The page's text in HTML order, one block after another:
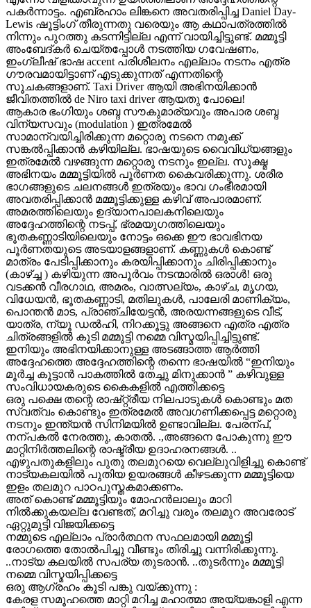
പകർന്നാട്ടം. എബ്രഹാം ലിങ്കനെ അവതരിപ്പിച്ച Daniel Day-
Lewis ഷൂട്ടിംഗ് തീരുന്നതു വരെയും ആ കഥാപത്രത്തിൽ
നിന്നും പുറത്തു കടന്നിട്ടില്ല എന്ന് വായിച്ചിട്ടുണ്ട്. മമ്മൂട്ടി
അംബേദ്കർ ചെയ്തപ്പോൾ നടത്തിയ ഗവേഷണം,
ഇംഗ്ലീഷ് ഭാഷ accent പരിശീലനം എല്ലാം നടനം എത്ര
ഗൗരവമായിട്ടാണ് എടുക്കുന്നത് എന്നതിന്റെ
സൂചകങ്ങളാണ്. Taxi Driver ആയി അഭിനയിക്കാൻ
ജീവിതത്തിൽ de Niro taxi driver ആയതു പോലെ!
ആകാര ഭംഗിയും ശബ്ദ സൗകുമാര്യവും അപാര ശബ്ദ
വിന്യസവും (modulation ) ഇത്രമേൽ
സാമാന്വയിച്ചിരിക്കുന്ന മറ്റൊരു നടനെ നമുക്ക്
സങ്കൽപ്പിക്കാൻ കഴിയില്ല. ഭാഷയുടെ വൈവിധ്യങ്ങളും
ഇത്രമേൽ വഴങ്ങുന്ന മറ്റൊരു നടനും ഇല്ല. സൂക്ഷ്മ
അഭിനയം മമ്മൂട്ടിയിൽ പൂർണത കൈവരിക്കുന്നു. ശരീര
ഭാഗങ്ങളുടെ ചലനങ്ങൾ ഇത്രയും ഭാവ ഗംഭീരമായി
അവതരിപ്പിക്കാൻ മമ്മൂട്ടിക്കുള്ള കഴിവ് അപാരമാണ്.
അമരത്തിലെയും ഉദ്യാനപാലകനിലെയും
അദ്ദേഹത്തിന്റെ നടപ്പ്, ഭ്രമയുഗത്തിലെയും
ഭൂതകണ്ണാടിയിലെയും നോട്ടം ഒക്കെ ഈ ഭാവഭിനയ
പൂർണതയുടെ അടയാളങ്ങളാണ്. കണ്ണുകൾ കൊണ്ട്
മാത്രം പേടിപ്പിക്കാനും കരയിപ്പിക്കാനും ചിരിപ്പിക്കാനും
(കാഴ്ച്ച ) കഴിയുന്ന അപൂർവം നടന്മാരിൽ ഒരാൾ! ഒരു
വടക്കൻ വീരഗാഥ, അമരം, വാത്സല്യം, കാഴ്ച, മൃഗയ,
വിധേയൻ, ഭൂതകണ്ണാടി, മതിലുകൾ, പാലേരി മാണിക്യം,
പൊന്തൻ മാട, പ്രാഞ്ചിയേട്ടൻ, അരയന്നങ്ങളുടെ വീട്,
യാത്ര, ന്യൂ ഡൽഹി, നിറക്കൂട്ടു അങ്ങനെ എത്ര എത്ര
ചിത്രങ്ങളിൽ കൂടി മമ്മൂട്ടി നമ്മെ വിസ്മയിപ്പിച്ചിട്ടുണ്ട്.
ഇനിയും അഭിനയിക്കാനുള്ള അടങ്ങാത്ത ആർത്തി
അദ്ദേഹത്തെ അദ്ദേഹത്തിന്റെ തന്നെ ഭാഷയിൽ “ഇനിയും
മൂർച്ച കൂട്ടാൻ പാകത്തിൽ തേച്ചു മിനുക്കാൻ ” കഴിവുള്ള
സംവിധായകരുടെ കൈകളിൽ എത്തിക്കട്ടെ
ഒരു പക്ഷെ തന്റെ രാഷ്റ്റ്രീയ നിലപാടുകൾ കൊണ്ടും മത
സ്വത്വം കൊണ്ടും ഇത്രമേൽ അവഗണിക്കപ്പെട്ട മറ്റൊരു
നടനും ഇന്ത്യൻ സിനിമയിൽ ഉണ്ടാവില്ല. പേരന്പ്,
നന്പകൽ നേരത്തു, കാതൽ. .,അങ്ങനെ പോകുന്നു ഈ
മാറ്റിനിർത്തലിന്റെ രാഷ്ട്രീയ ഉദാഹരനങ്ങൾ. ..
എഴുപതുകളിലും പുതു തലമുറയെ വെല്ലുവിളിച്ചു കൊണ്ട്
നാട്യകലയിൽ പുതിയ ഉയരങ്ങൾ കീഴടക്കുന്ന മമ്മൂട്ടിയെ
ഇളം തലമുറ പാഠപുസ്തകമാക്കണം.
അത് കൊണ്ട് മമ്മൂട്ടിയും മോഹൻലാലും മാറി
നിൽക്കുകയല്ല വേണ്ടത്, മറിച്ചു വരും തലമുറ അവരോട്
ഏറ്റുമുട്ടി വിജയിക്കട്ടെ
നമ്മുടെ എല്ലാം പ്രാർത്ഥന സഫലമായി മമ്മൂട്ടി
രോഗത്തെ തോൽപിച്ചു വീണ്ടും തിരിച്ചു വന്നിരിക്കുന്നു.
..നാട്യ കലയിൽ സപര്യ തുടരാൻ. ..തുടർന്നും മമ്മൂട്ടി
നമ്മെ വിസ്മയിപ്പിക്കട്ടെ
ഒരു ആഗ്രഹം കൂടി പങ്കു വയ്ക്കുന്നു :
കേരള സമൂഹത്തെ മാറ്റി മറിച്ച മഹാത്മാ അയ്യങ്കാളി എന്ന